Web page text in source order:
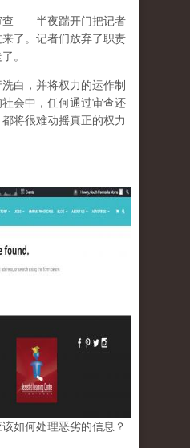
查——半夜踹开门把记者
了。记者们放弃了职责
。
白，并将权力的运作制
会中，任何通过审查还
将很难动摇真正的权力
如何处理恶劣的信息？